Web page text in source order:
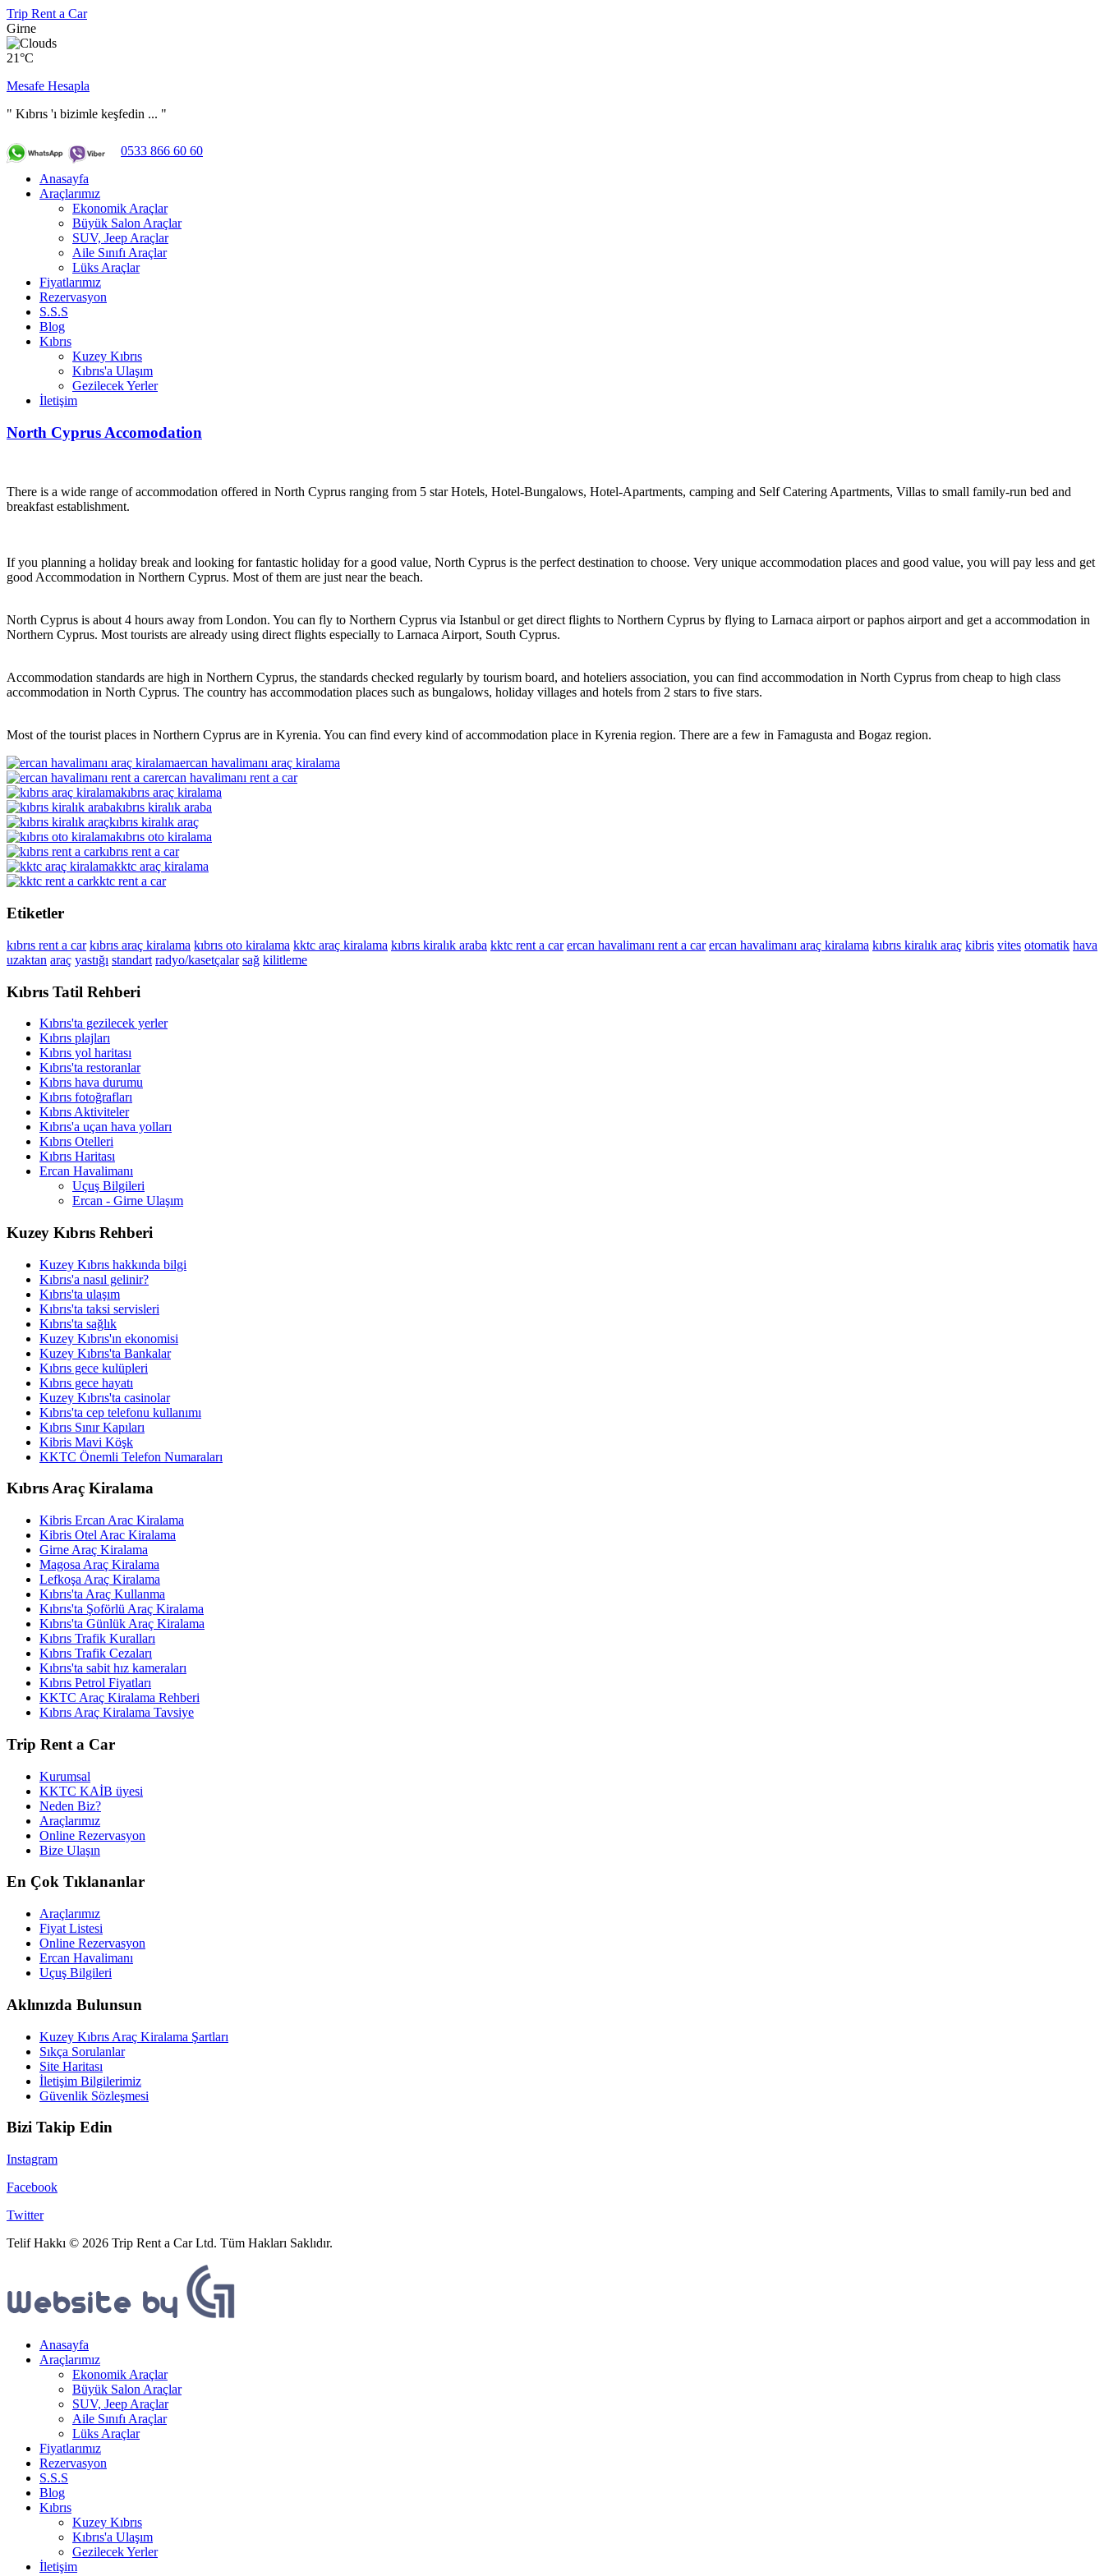
Trip Rent a Car
Girne
21°C
Mesafe Hesapla
" Kıbrıs 'ı bizimle keşfedin ... "
0533 866 60 60
Anasayfa
Araçlarımız
Ekonomik Araçlar
Büyük Salon Araçlar
SUV, Jeep Araçlar
Aile Sınıfı Araçlar
Lüks Araçlar
Fiyatlarımız
Rezervasyon
S.S.S
Blog
Kıbrıs
Kuzey Kıbrıs
Kıbrıs'a Ulaşım
Gezilecek Yerler
İletişim
North Cyprus Accomodation
There is a wide range of accommodation offered in North Cyprus ranging from 5 star Hotels, Hotel-Bungalows, Hotel-Apartments, camping and Self Catering Apartments, Villas to small family-run bed and
breakfast establishment.
If you planning a holiday break and looking for fantastic holiday for a good value, North Cyprus is the perfect destination to choose. Very unique accommodation places and good value, you will pay less and get
good Accommodation in Northern Cyprus. Most of them are just near the beach.
North Cyprus is about 4 hours away from London. You can fly to Northern Cyprus via Istanbul or get direct flights to Northern Cyprus by flying to Larnaca airport or paphos airport and get a accommodation in
Northern Cyprus. Most tourists are already using direct flights especially to Larnaca Airport, South Cyprus.
Accommodation standards are high in Northern Cyprus, the standards checked regularly by tourism board, and hoteliers association, you can find accommodation in North Cyprus from cheap to high class
accommodation in North Cyprus. The country has accommodation places such as bungalows, holiday villages and hotels from 2 stars to five stars.
Most of the tourist places in Northern Cyprus are in Kyrenia. You can find every kind of accommodation place in Kyrenia region. There are a few in Famagusta and Bogaz region.
ercan havalimanı araç kiralama
ercan havalimanı rent a car
kıbrıs araç kiralama
kıbrıs kiralık araba
kıbrıs kiralık araç
kıbrıs oto kiralama
kıbrıs rent a car
kktc araç kiralama
kktc rent a car
Etiketler
kıbrıs rent a car kıbrıs araç kiralama kıbrıs oto kiralama kktc araç kiralama kıbrıs kiralık araba kktc rent a car ercan havalimanı rent a car ercan havalimanı araç kiralama kıbrıs kiralık araç kibris vites otomatik hava
uzaktan araç yastığı standart radyo/kasetçalar sağ kilitleme
Kıbrıs Tatil Rehberi
Kıbrıs'ta gezilecek yerler
Kıbrıs plajları
Kıbrıs yol haritası
Kıbrıs'ta restoranlar
Kıbrıs hava durumu
Kıbrıs fotoğrafları
Kıbrıs Aktiviteler
Kıbrıs'a uçan hava yolları
Kıbrıs Otelleri
Kıbrıs Haritası
Ercan Havalimanı
Uçuş Bilgileri
Ercan - Girne Ulaşım
Kuzey Kıbrıs Rehberi
Kuzey Kıbrıs hakkında bilgi
Kıbrıs'a nasıl gelinir?
Kıbrıs'ta ulaşım
Kıbrıs'ta taksi servisleri
Kıbrıs'ta sağlık
Kuzey Kıbrıs'ın ekonomisi
Kuzey Kıbrıs'ta Bankalar
Kıbrıs gece kulüpleri
Kıbrıs gece hayatı
Kuzey Kıbrıs'ta casinolar
Kıbrıs'ta cep telefonu kullanımı
Kıbrıs Sınır Kapıları
Kibris Mavi Köşk
KKTC Önemli Telefon Numaraları
Kıbrıs Araç Kiralama
Kibris Ercan Arac Kiralama
Kibris Otel Arac Kiralama
Girne Araç Kiralama
Magosa Araç Kiralama
Lefkoşa Araç Kiralama
Kıbrıs'ta Araç Kullanma
Kıbrıs'ta Şoförlü Araç Kiralama
Kıbrıs'ta Günlük Araç Kiralama
Kıbrıs Trafik Kuralları
Kıbrıs Trafik Cezaları
Kıbrıs'ta sabit hız kameraları
Kıbrıs Petrol Fiyatları
KKTC Araç Kiralama Rehberi
Kıbrıs Araç Kiralama Tavsiye
Trip Rent a Car
Kurumsal
KKTC KAİB üyesi
Neden Biz?
Araçlarımız
Online Rezervasyon
Bize Ulaşın
En Çok Tıklananlar
Araçlarımız
Fiyat Listesi
Online Rezervasyon
Ercan Havalimanı
Uçuş Bilgileri
Aklınızda Bulunsun
Kuzey Kıbrıs Araç Kiralama Şartları
Sıkça Sorulanlar
Site Haritası
İletişim Bilgilerimiz
Güvenlik Sözleşmesi
Bizi Takip Edin
Instagram
Facebook
Twitter
Telif Hakkı © 2026 Trip Rent a Car Ltd. Tüm Hakları Saklıdır.
Anasayfa
Araçlarımız
Ekonomik Araçlar
Büyük Salon Araçlar
SUV, Jeep Araçlar
Aile Sınıfı Araçlar
Lüks Araçlar
Fiyatlarımız
Rezervasyon
S.S.S
Blog
Kıbrıs
Kuzey Kıbrıs
Kıbrıs'a Ulaşım
Gezilecek Yerler
İletişim